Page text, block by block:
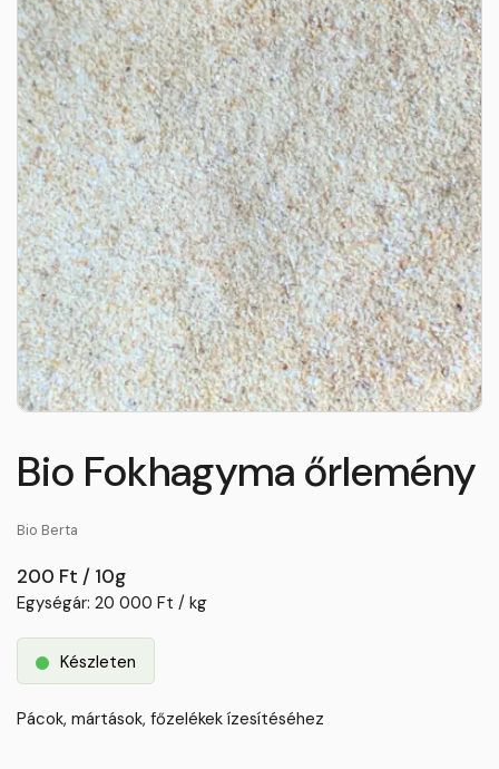
Bio Fokhagyma őrlemény
Bio Berta
200 Ft / 10g
Egységár: 20 000 Ft / kg
Készleten
Pácok, mártások, főzelékek ízesítéséhez